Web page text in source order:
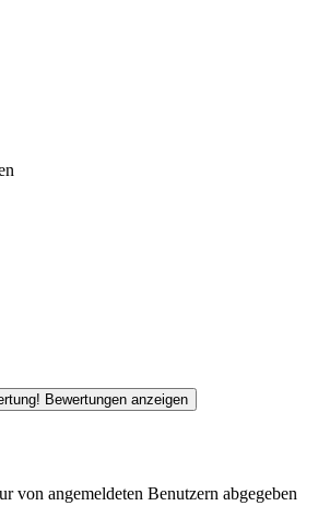
Bewertungen anzeigen
von angemeldeten Benutzern abgegeben